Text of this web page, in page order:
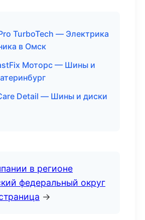
TurboTech — Электрика
в Омск
Моторс — Шины и
Detail — Шины и диски
в регионе
федеральный округ
→